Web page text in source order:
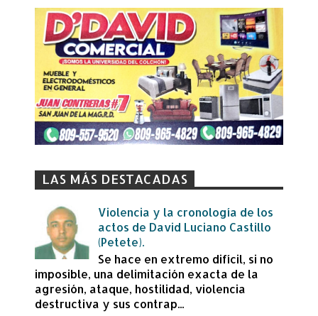
LAS MÁS DESTACADAS
Violencia y la cronología de los
actos de David Luciano Castillo
(Petete).
Se hace en extremo difícil, si no
imposible, una delimitación exacta de la
agresión, ataque, hostilidad, violencia
destructiva y sus contrap...